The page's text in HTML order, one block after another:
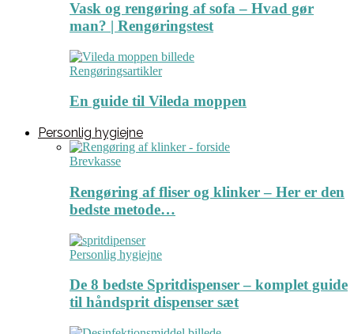
Vask og rengøring af sofa – Hvad gør
man? | Rengøringstest
Rengøringsartikler
En guide til Vileda moppen
Personlig hygiejne
Brevkasse
Rengøring af fliser og klinker – Her er den
bedste metode…
Personlig hygiejne
De 8 bedste Spritdispenser – komplet guide
til håndsprit dispenser sæt